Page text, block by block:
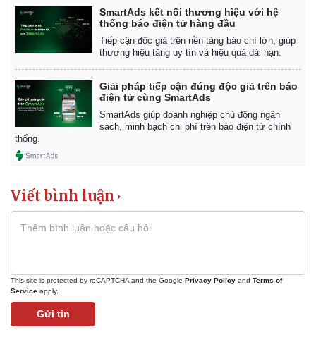
SmartAds kết nối thương hiệu với hệ
thống báo điện tử hàng đầu
Tiếp cận độc giả trên nền tảng báo chí lớn, giúp
thương hiệu tăng uy tín và hiệu quả dài hạn.
Giải pháp tiếp cận đúng độc giả trên báo
điện tử cùng SmartAds
SmartAds giúp doanh nghiệp chủ động ngân
sách, minh bạch chi phí trên báo điện tử chính
thống.
Viết bình luận
This site is protected by reCAPTCHA and the Google Privacy Policy and Terms of
Service apply.
Gửi tin